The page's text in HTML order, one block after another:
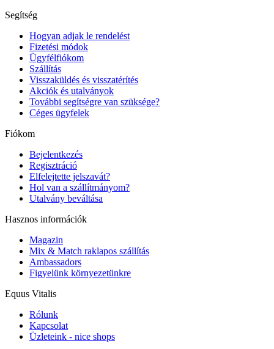
Segítség
Hogyan adjak le rendelést
Fizetési módok
Ügyfélfiókom
Szállítás
Visszaküldés és visszatérítés
Akciók és utalványok
További segítségre van szüksége?
Céges ügyfelek
Fiókom
Bejelentkezés
Regisztráció
Elfelejtette jelszavát?
Hol van a szállítmányom?
Utalvány beváltása
Hasznos információk
Magazin
Mix & Match raklapos szállítás
Ambassadors
Figyelünk környezetünkre
Equus Vitalis
Rólunk
Kapcsolat
Üzleteink - nice shops